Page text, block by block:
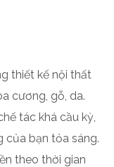
thiết kế nội thất
cương, gỗ, da.
tác khá cầu kỳ,
của bạn tỏa sáng.
theo thời gian